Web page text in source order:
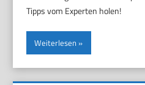
Tipps vom Experten holen!
Weiterlesen